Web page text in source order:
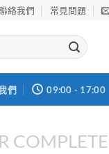
絡我們 常見問題
們 09:00 - 17:00
COMPLETE